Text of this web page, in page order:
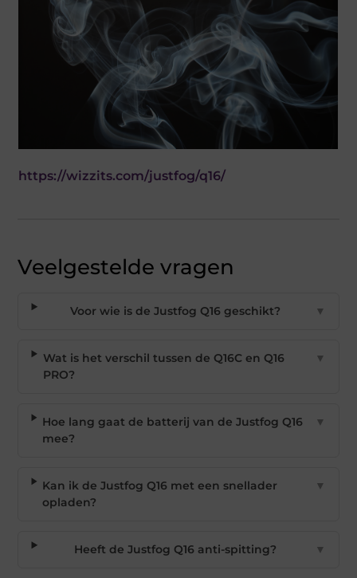
https://wizzits.com/justfog/q16/
Veelgestelde vragen
Voor wie is de Justfog Q16 geschikt? ▼
Wat is het verschil tussen de Q16C en Q16
PRO?
▼
Hoe lang gaat de batterij van de Justfog Q16
mee?
▼
Kan ik de Justfog Q16 met een snellader
opladen?
▼
Heeft de Justfog Q16 anti-spitting? ▼